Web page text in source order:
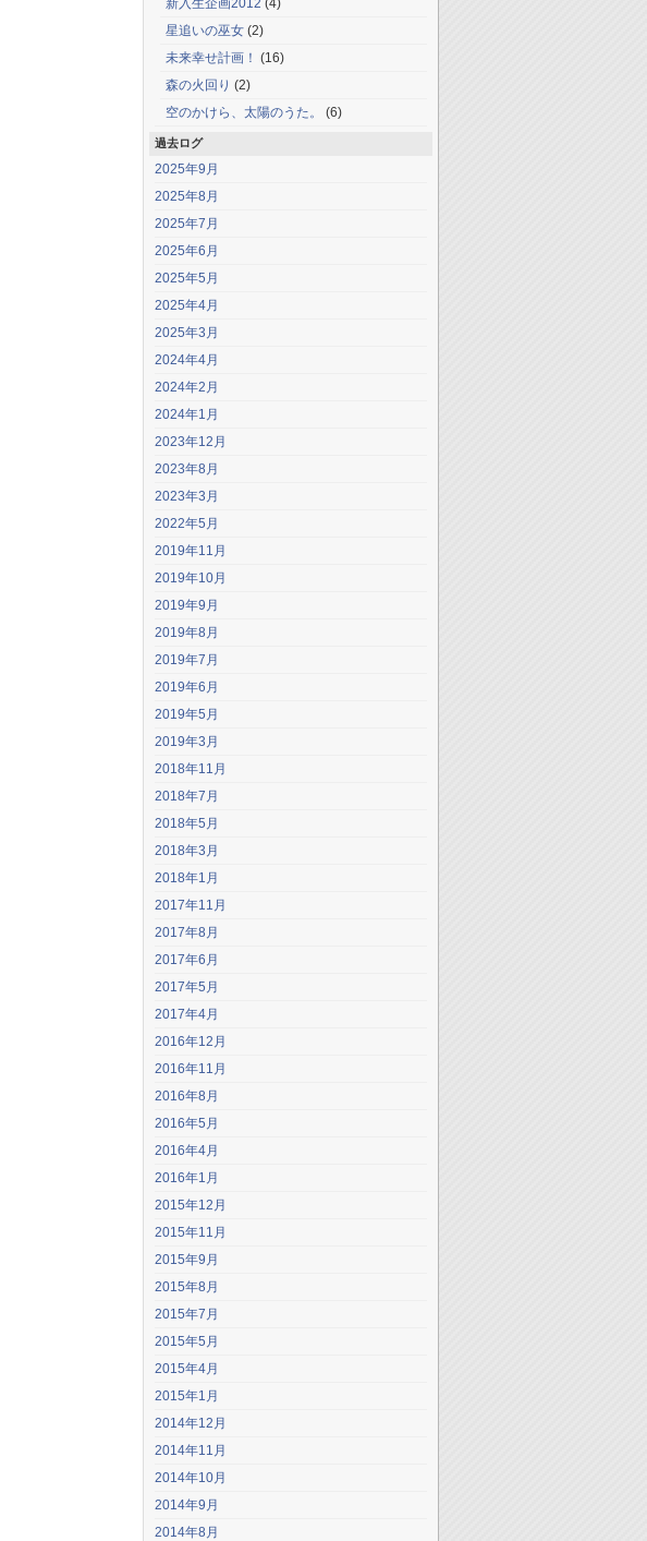
新入生企画2012 (4)
星追いの巫女 (2)
未来幸せ計画！ (16)
森の火回り (2)
空のかけら、太陽のうた。
(6)
過去ログ
2025年9月
2025年8月
2025年7月
2025年6月
2025年5月
2025年4月
2025年3月
2024年4月
2024年2月
2024年1月
2023年12月
2023年8月
2023年3月
2022年5月
2019年11月
2019年10月
2019年9月
2019年8月
2019年7月
2019年6月
2019年5月
2019年3月
2018年11月
2018年7月
2018年5月
2018年3月
2018年1月
2017年11月
2017年8月
2017年6月
2017年5月
2017年4月
2016年12月
2016年11月
2016年8月
2016年5月
2016年4月
2016年1月
2015年12月
2015年11月
2015年9月
2015年8月
2015年7月
2015年5月
2015年4月
2015年1月
2014年12月
2014年11月
2014年10月
2014年9月
2014年8月